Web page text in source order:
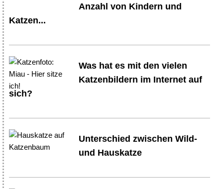
Anzahl von Kindern und
Katzen...
Was hat es mit den vielen
Katzenbildern im Internet auf
sich?
Unterschied zwischen Wild-
und Hauskatze